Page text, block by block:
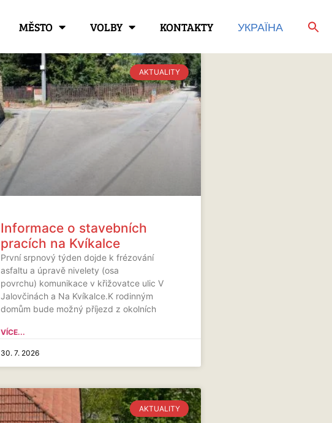
MĚSTO VOLBY KONTAKTY УКРАЇНА
AKTUALITY
Informace o stavebních
pracích na Kvíkalce
První srpnový týden dojde k frézování
asfaltu a úpravě nivelety (osa
povrchu) komunikace v křižovatce ulic V
Jalovčinách a Na Kvíkalce.K rodinným
domům bude možný příjezd z okolních
VÍCE...
30. 7. 2026
AKTUALITY